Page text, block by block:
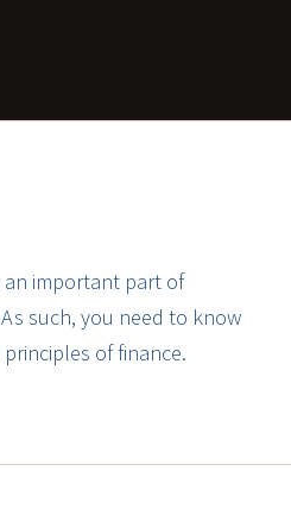
an important part of
such, you need to know
of finance.